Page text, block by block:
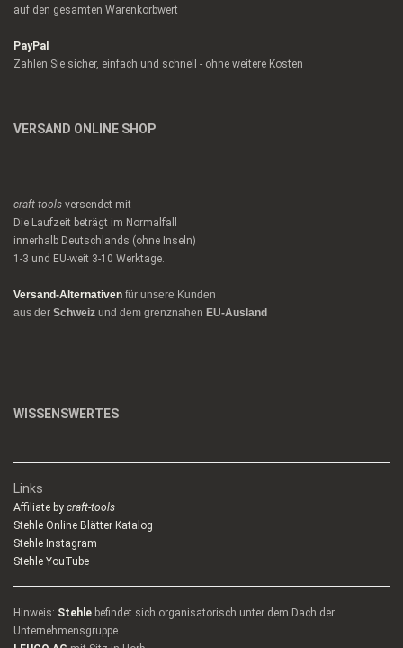
auf den gesamten Warenkorbwert
PayPal
Zahlen Sie sicher, einfach und schnell - ohne weitere Kosten
VERSAND ONLINE SHOP
craft-tools versendet mit
Die Laufzeit beträgt im Normalfall
innerhalb Deutschlands (ohne Inseln)
1-3 und EU-weit 3-10 Werktage.
Versand-Alternativen für unsere Kunden
aus der Schweiz und dem grenznahen EU-Ausland
WISSENSWERTES
Links
Affiliate by craft-tools
Stehle Online Blätter Katalog
Stehle Instagram
Stehle YouTube
Hinweis: Stehle befindet sich organisatorisch unter dem Dach der
Unternehmensgruppe